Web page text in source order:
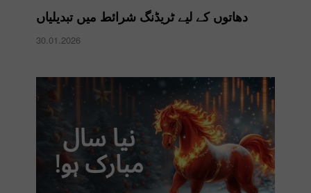
دھاتوں کے لیے ٹریڈنگ شرائط میں تبدیلیاں
30.01.2026